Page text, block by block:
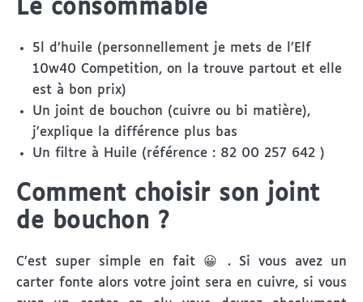
Le consommable
5l d’huile (personnellement je mets de l’Elf
10w40 Competition, on la trouve partout et elle
est à bon prix)
Un joint de bouchon (cuivre ou bi matière),
j’explique la différence plus bas
Un filtre à Huile (référence : 82 00 257 642 )
Comment choisir son joint
de bouchon ?
C’est super simple en fait 😀 . Si vous avez un
carter fonte alors votre joint sera en cuivre, si vous